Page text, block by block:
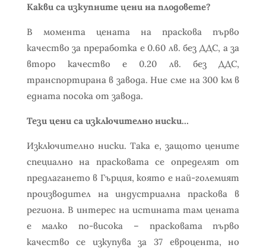
Какви са изкупните цени на плодовете?
В момента цената на праскова първо
качество за преработка е 0.60 лв. без ДДС, а за
второ качество е 0.20 лв. без ДДС,
транспортирана в завода. Ние сме на 300 км в
едната посока от завода.
Тези цени са изключително ниски…
Изключително ниски. Така е, защото цените
специално на прасковата се определят от
предлагането в Гърция, която е най-големият
производител на индустриална праскова в
региона. В интерес на истината там цената
е малко по-висока – прасковата първо
качество се изкупува за 37 евроцента, но